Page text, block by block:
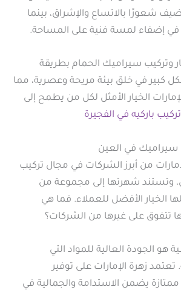
شعورًا بالاتساع والإشراق، بينما
في إضفاء لمسة فنية على المساحة.
وتركيب سيراميك الحمام بطريقة
في خلق بيئة مريحة وعصرية، مما
الخيار الأمثل لكل من يطمح إلى
تركيب باركيه في الفجيرة
في العين
من أبرز الشركات في مجال تركيب
وتستند شهرتها إلى مجموعة من
الخيار الأفضل للعملاء. فما هي
تتفوق على غيرها من الشركات؟
هو الجودة العالية للمواد التي
زهرة الإمارات على توفير
يضمن الاستدامة والجمالية في